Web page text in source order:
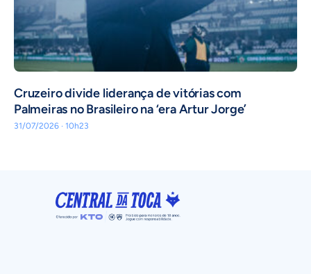
Cruzeiro divide liderança de vitórias com
Palmeiras no Brasileiro na ‘era Artur Jorge’
31/07/2026 · 10h23